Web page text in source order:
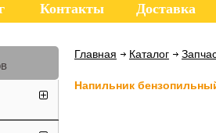
Контакты Доставка
Главная Каталог
Напильник